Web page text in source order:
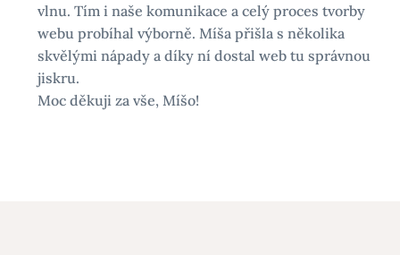
vlnu. Tím i naše komunikace a celý proces tvorby
webu probíhal výborně. Míša přišla s několika
skvělými nápady a díky ní dostal web tu správnou
jiskru.
Moc děkuji za vše, Míšo!